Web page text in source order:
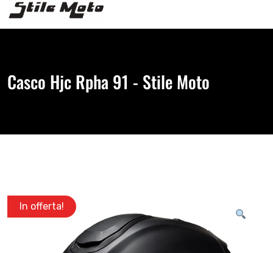
Casco Hjc Rpha 91 - Stile Moto
In offerta!